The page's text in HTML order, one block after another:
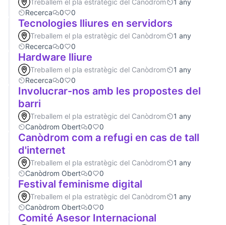
Treballem el pla estratègic del Canòdrom
1 any
Recerca
0 0
Tecnologies lliures en servidors
Treballem el pla estratègic del Canòdrom
1 any
Recerca
0 0
Hardware lliure
Treballem el pla estratègic del Canòdrom
1 any
Recerca
0 0
Involucrar-nos amb les propostes del
barri
Treballem el pla estratègic del Canòdrom
1 any
Canòdrom Obert
0 0
Canòdrom com a refugi en cas de tall
d'internet
Treballem el pla estratègic del Canòdrom
1 any
Canòdrom Obert
0 0
Festival feminisme digital
Treballem el pla estratègic del Canòdrom
1 any
Canòdrom Obert
0 0
Comité Asesor Internacional